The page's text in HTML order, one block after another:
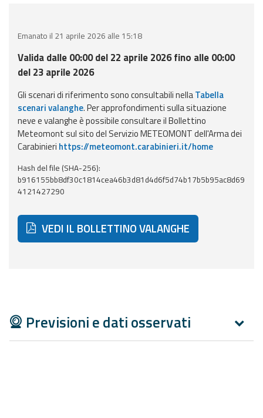
Previsioni meteo e
marine
Dati osservati
Radar meteo
Strumenti
Operativi
Informazioni
utili
Emanato il 21 aprile 2026 alle 15:18
Valida dalle 00:00 del 22 aprile 2026 fino alle 00:00
del 23 aprile 2026
Gli scenari di riferimento sono consultabili nellaTabella
scenari valanghe. Per approfondimenti sulla situazione
neve e valanghe è possibile consultare il Bollettino
Meteomont sul sito del Servizio METEOMONT dell'Arma dei
Carabinieri https://meteomont.carabinieri.it/home
Hash del file (SHA-256):
b916155bb8df30c1814cea46b3d81d4d6f5d74b17b5b95ac8d69
4121427290
VEDI IL BOLLETTINO VALANGHE
Previsioni e dati osservati